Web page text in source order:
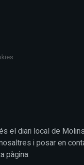
el diari local de
i posar en
pàgina: